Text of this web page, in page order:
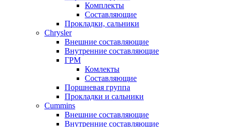
Комплекты
Составляющие
Прокладки, сальники
Chrysler
Внешние составляющие
Внутренние составляющие
ГРМ
Комлекты
Составляющие
Поршневая группа
Прокладки и сальники
Cummins
Внешние составляющие
Внутренние составляющие